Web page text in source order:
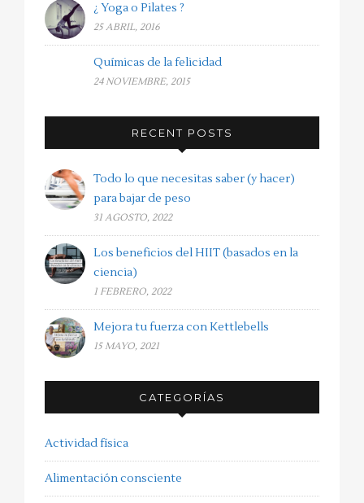
¿ Yoga o Pilates ?
25 ABRIL, 2016
Químicas de la felicidad
24 NOVIEMBRE, 2015
RECENT POSTS
Todo lo que necesitas saber (y hacer)
para bajar de peso
31 AGOSTO, 2022
Los beneficios del HIIT (basados en la
ciencia)
1 FEBRERO, 2022
Mejora tu fuerza con Kettlebells
15 MAYO, 2021
CATEGORÍAS
Actividad física
Alimentación consciente